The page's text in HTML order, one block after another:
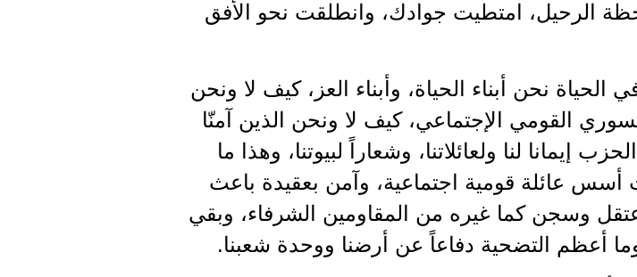
الرحيل، امتطيت جوادك، وانطلقت نحو الأفق
نحن أبناء الحياة، وأبناء العز، كيف لا ونحن
القومي الإجتماعي، كيف لا ونحن الذين آمنّا
إيمانا لنا ولعائلاتنا، وشعاراً لبيوتنا، وهذا ما
عائلة قومية اجتماعية، وآمن بعقيدة باعث
وسجن كما غيره من المقاومين الشرفاء، وبقي
أعظم التضحية دفاعاً عن أرضنا ووحدة شعبنا.